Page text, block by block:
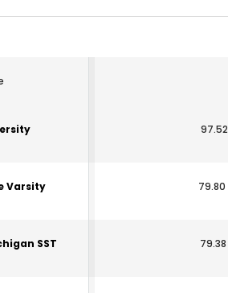
97.52
Varsity 79.80
SST 79.38